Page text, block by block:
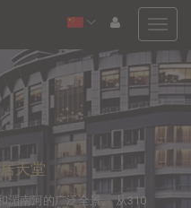
天堂
湄南河的广泛全景。 从310